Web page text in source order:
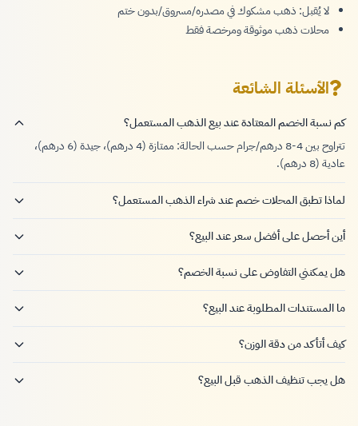
لا يُقبل: ذهب مشكوك في مصدره/مسروق/بدون ختم
محلات ذهب موثوقة ومرخصة فقط
الأسئلة الشائعة
كم نسبة الخصم المعتادة عند بيع الذهب المستعمل؟
تتراوح بين 4-8 درهم/جرام حسب الحالة: ممتازة (4 درهم)، جيدة (6 درهم)،
عادية (8 درهم).
لماذا تطبق المحلات خصم عند شراء الذهب المستعمل؟
أين أحصل على أفضل سعر عند البيع؟
هل يمكنني التفاوض على نسبة الخصم؟
ما المستندات المطلوبة عند البيع؟
كيف أتأكد من دقة الوزن؟
هل يجب تنظيف الذهب قبل البيع؟